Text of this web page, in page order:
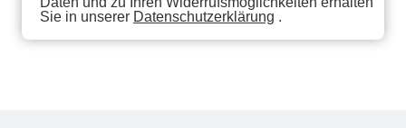
Sie in unserer Datenschutzerklärung .